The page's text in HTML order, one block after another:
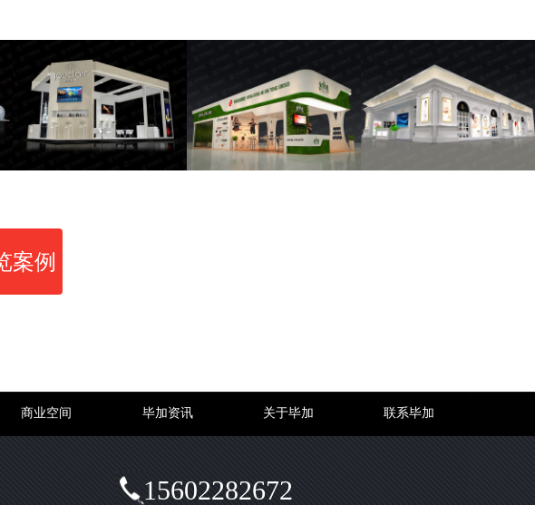
案例
商业空间 毕加资讯 关于毕加 联系毕加
15602282672